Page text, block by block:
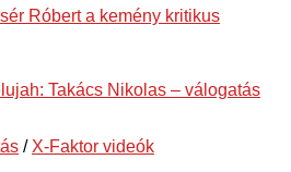
Róbert a kemény kritikus
/ X-Faktor videók